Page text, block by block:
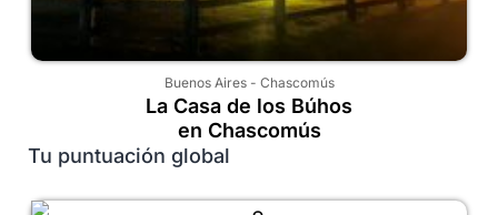
Buenos Aires- Chascomús
La Casa de los Búhos
en Chascomús
Tu puntuación global